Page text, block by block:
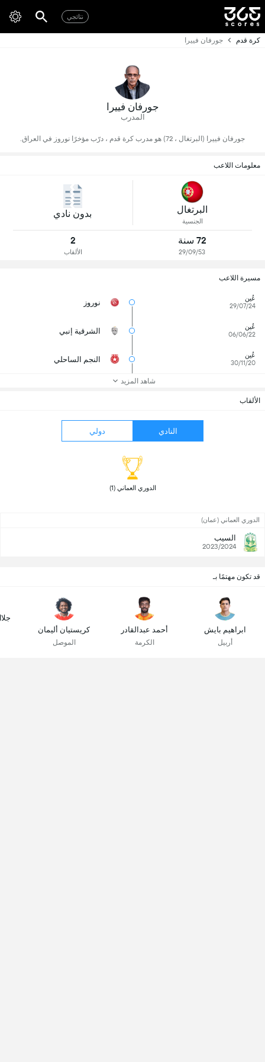
نتائجي
كرة قدم جورفان فييرا
جورفان فييرا
المدرب
جورفان فييرا (البرتغال ، 72) هو مدرب كرة قدم ، درّب مؤخرًا نوروز في العراق.
معلومات اللاعب
البرتغال
الجنسية
بدون نادي
72 سنة
29/09/53
2
الألقاب
مسيرة اللاعب
عُين
29/07/24
نوروز
عُين
06/06/22
الشرقية إنبي
عُين
30/11/20
النجم الساحلي
شاهد المزيد
الألقاب
النادي دولي
الدوري العماني (1)
الدوري العماني (عمان)
السيب
2023/2024
قد تكون مهتمًا بـ
ابراهيم بايش
أربيل
أحمد عبدالقادر
الكرمة
كريستيان أليمان
الموصل